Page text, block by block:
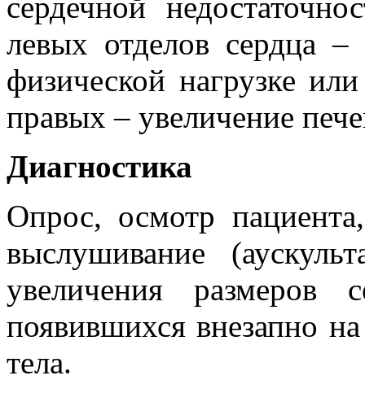
левых отделов сердца
физической нагрузке
правых – увеличение
Диагностика
Опрос, осмотр
выслушивание
увеличения
появившихся внезапно
тела.